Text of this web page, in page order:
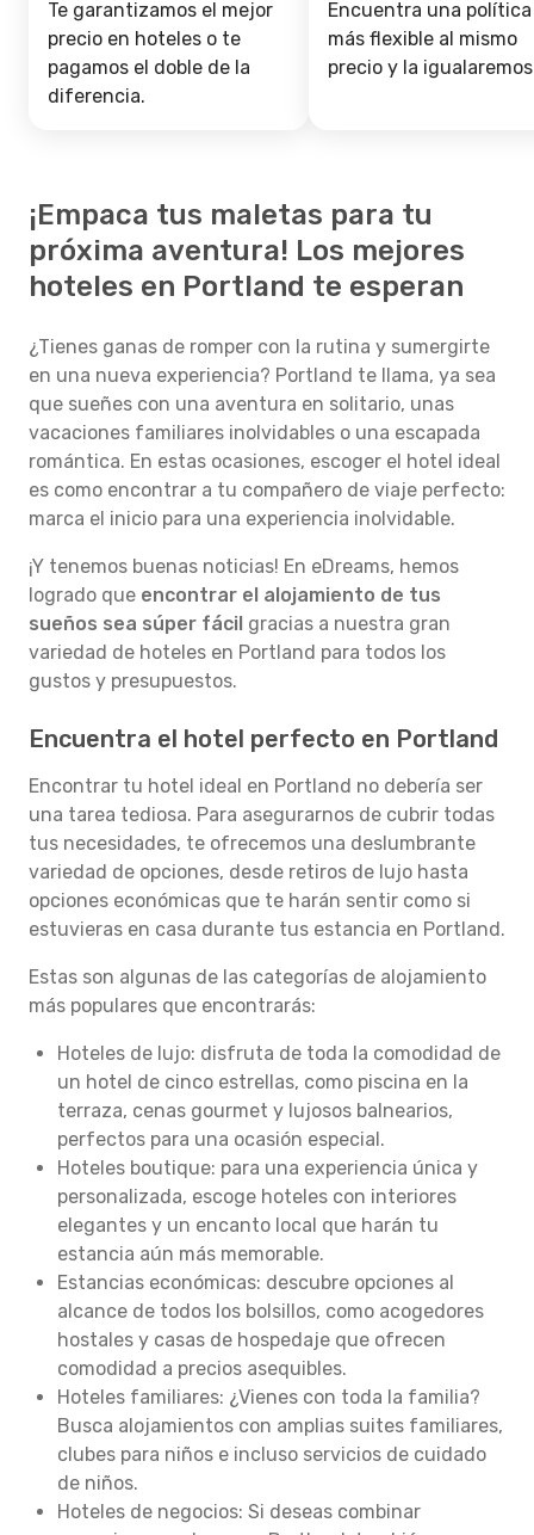
Te garantizamos el mejor
precio en hoteles o te
pagamos el doble de la
diferencia.
Encuentra una política
más flexible al mismo
precio y la
¡Empaca tus maletas para tu
próxima aventura! Los mejores
hoteles en Portland te esperan
¿Tienes ganas de romper con la rutina y sumergirte
en una nueva experiencia? Portland te llama, ya sea
que sueñes con una aventura en solitario, unas
vacaciones familiares inolvidables o una escapada
romántica. En estas ocasiones, escoger el hotel ideal
es como encontrar a tu compañero de viaje perfecto:
marca el inicio para una experiencia inolvidable.
¡Y tenemos buenas noticias! En eDreams, hemos
logrado que encontrar el alojamiento de tus
sueños sea súper fácil gracias a nuestra gran
variedad de hoteles en Portland para todos los
gustos y presupuestos.
Encuentra el hotel perfecto en Portland
Encontrar tu hotel ideal en Portland no debería ser
una tarea tediosa. Para asegurarnos de cubrir todas
tus necesidades, te ofrecemos una deslumbrante
variedad de opciones, desde retiros de lujo hasta
opciones económicas que te harán sentir como si
estuvieras en casa durante tus estancia en Portland.
Estas son algunas de las categorías de alojamiento
más populares que encontrarás:
Hoteles de lujo: disfruta de toda la comodidad de
un hotel de cinco estrellas, como piscina en la
terraza, cenas gourmet y lujosos balnearios,
perfectos para una ocasión especial.
Hoteles boutique: para una experiencia única y
personalizada, escoge hoteles con interiores
elegantes y un encanto local que harán tu
estancia aún más memorable.
Estancias económicas: descubre opciones al
alcance de todos los bolsillos, como acogedores
hostales y casas de hospedaje que ofrecen
comodidad a precios asequibles.
Hoteles familiares: ¿Vienes con toda la familia?
Busca alojamientos con amplias suites familiares,
clubes para niños e incluso servicios de cuidado
de niños.
Hoteles de negocios: Si deseas combinar